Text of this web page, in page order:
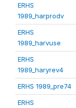
ERHS
1989_harprodv
ERHS
1989_harvuse
ERHS
1989_haryrev4
ERHS 1989_pre74
ERHS